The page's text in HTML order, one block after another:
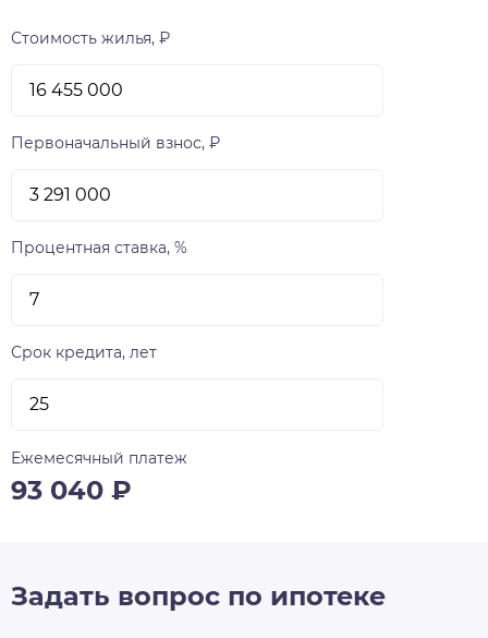
Стоимость жилья, ₽
Первоначальный взнос, ₽
Процентная ставка, %
Срок кредита, лет
Ежемесячный платеж
93 040 ₽
Задать вопрос по ипотеке